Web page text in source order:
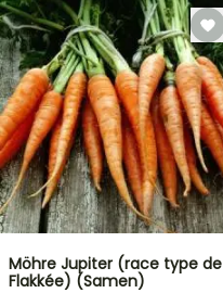
Möhre Jupiter (race type de
Flakkée) (Samen)